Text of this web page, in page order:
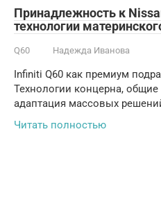
Принадлежность к
технологии
Q60 Надежда Иванова
Infiniti Q60 как премиум
Технологии концерна,
адаптация массовых
Читать полностью